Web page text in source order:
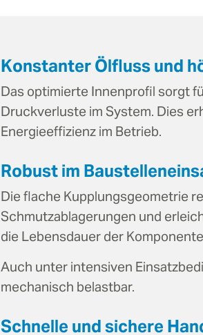
Konstanter Ölfluss und
Das optimierte Innenprofil sorgt
Druckverluste im System. Dies
Energieeffizienz im Betrieb.
Robust im
Die flache Kupplungsgeometrie
Schmutzablagerungen und
die Lebensdauer der
Auch unter intensiven
mechanisch belastbar.
Schnelle und sichere